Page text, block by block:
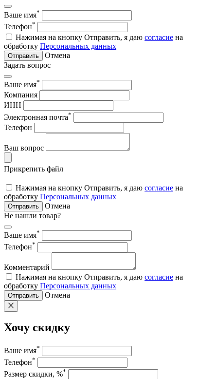
Ваше имя*
Телефон*
Нажимая на кнопку Отправить, я даю согласие на
обработку Персональных данных
Отправить
Отмена
Задать вопрос
Ваше имя*
Компания
ИНН
Электронная почта*
Телефон
Ваш вопрос
Прикрепить файл
Нажимая на кнопку Отправить, я даю согласие на
обработку Персональных данных
Отправить
Отмена
Не нашли товар?
Ваше имя*
Телефон*
Комментарий
Нажимая на кнопку Отправить, я даю согласие на
обработку Персональных данных
Отправить Отмена
Хочу скидку
Ваше имя*
Телефон*
Размер скидки, %*